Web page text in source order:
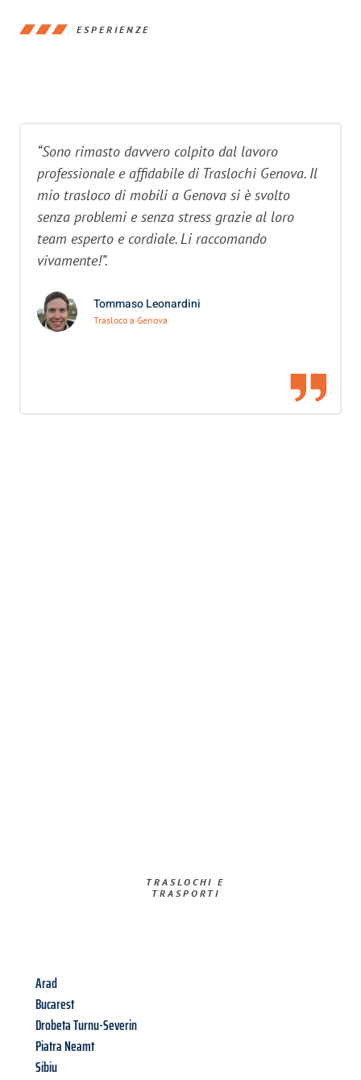
ESPERIENZE
“Sono rimasto davvero colpito dal lavoro
professionale e affidabile di Traslochi Genova. Il
mio trasloco di mobili a Genova si è svolto
senza problemi e senza stress grazie al loro
team esperto e cordiale. Li raccomando
vivamente!”.
Tommaso Leonardini
Trasloco a Genova
TRASLOCHI E
TRASPORTI​
Arad
Bucarest
Drobeta Turnu-Severin
Piatra Neamt
Sibiu